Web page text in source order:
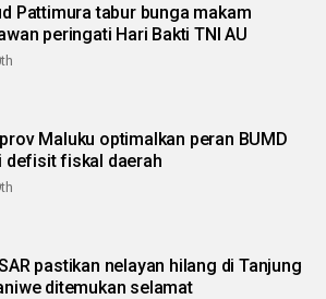
Pattimura tabur bunga makam
peringati Hari Bakti TNI AU
Maluku optimalkan peran BUMD
defisit fiskal daerah
pastikan nelayan hilang di Tanjung
ditemukan selamat